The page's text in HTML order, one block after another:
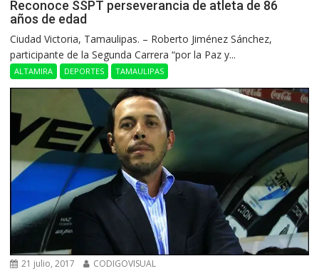
Reconoce SSPT perseverancia de atleta de 86
años de edad
Ciudad Victoria, Tamaulipas. – Roberto Jiménez Sánchez,
participante de la Segunda Carrera “por la Paz y...
ALTAMIRA DEPORTES TAMAULIPAS
21 julio, 2017 CODIGOVISUAL